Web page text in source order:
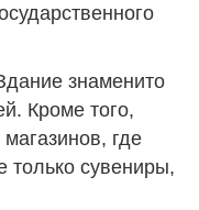
знаменито
Кроме того,
где
только сувениры,